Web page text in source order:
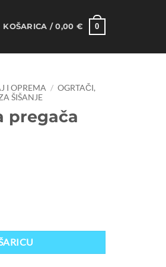
KOŠARICA /0,00 € 0
I OPREMA / OGRTAČI,
ŠIŠANJE
pregača